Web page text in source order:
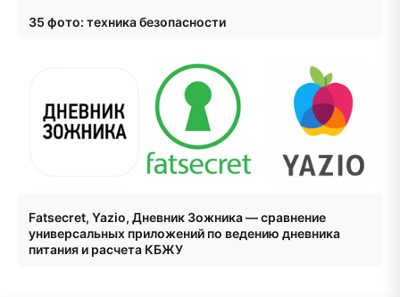
35 фото: техника безопасности
Fatsecret, Yazio, Дневник Зожника — сравнение
универсальных приложений по ведению дневника
питания и расчета КБЖУ